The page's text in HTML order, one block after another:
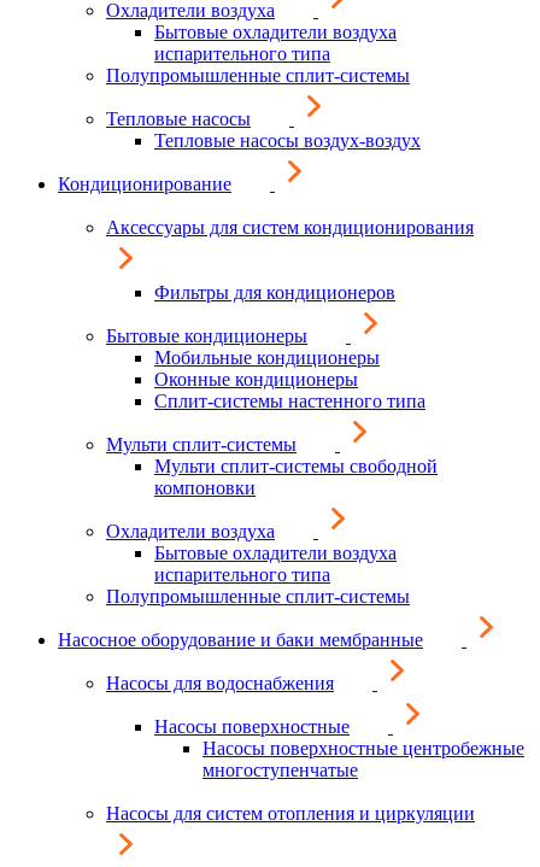
Охладители воздуха
Бытовые охладители воздуха
испарительного типа
Полупромышленные сплит-системы
Тепловые насосы
Тепловые насосы воздух-воздух
Кондиционирование
Аксессуары для систем кондиционирования
Фильтры для кондиционеров
Бытовые кондиционеры
Мобильные кондиционеры
Оконные кондиционеры
Сплит-системы настенного типа
Мульти сплит-системы
Мульти сплит-системы свободной
компоновки
Охладители воздуха
Бытовые охладители воздуха
испарительного типа
Полупромышленные сплит-системы
Насосное оборудование и баки мембранные
Насосы для водоснабжения
Насосы поверхностные
Насосы поверхностные центробежные
многоступенчатые
Насосы для систем отопления и циркуляции